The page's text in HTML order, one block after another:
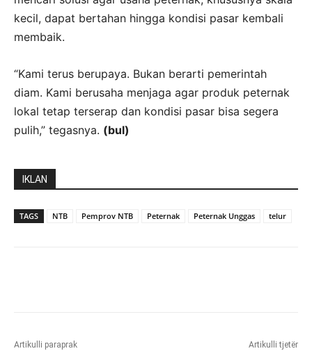
kecil, dapat bertahan hingga kondisi pasar kembali
membaik.
“Kami terus berupaya. Bukan berarti pemerintah
diam. Kami berusaha menjaga agar produk peternak
lokal tetap terserap dan kondisi pasar bisa segera
pulih,” tegasnya. (bul)
IKLAN
TAGS NTB Pemprov NTB Peternak Peternak Unggas telur
Artikulli paraprak Artikulli tjetër